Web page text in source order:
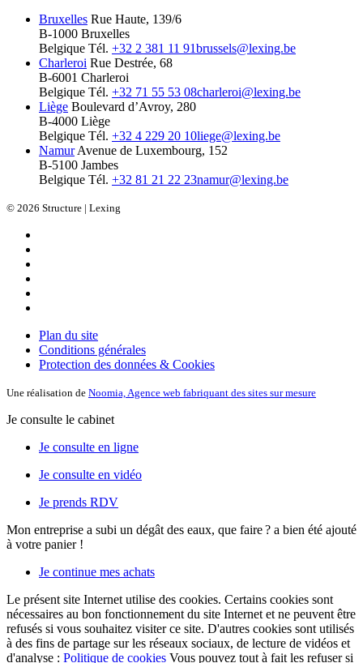
Bruxelles Rue Haute, 139/6
B-1000 Bruxelles
Belgique Tél. +32 2 381 11 91brussels@lexing.be
Charleroi Rue Destrée, 68
B-6001 Charleroi
Belgique Tél. +32 71 55 53 08charleroi@lexing.be
Liège Boulevard d’Avroy, 280
B-4000 Liège
Belgique Tél. +32 4 229 20 10liege@lexing.be
Namur Avenue de Luxembourg, 152
B-5100 Jambes
Belgique Tél. +32 81 21 22 23namur@lexing.be
© 2026 Structure | Lexing
Plan du site
Conditions générales
Protection des données & Cookies
Une réalisation de Noomia, Agence web fabriquant des sites sur mesure
Je consulte le cabinet
Je consulte en ligne
Je consulte en vidéo
Je prends RDV
Mon entreprise a subi un dégât des eaux, que faire ? a bien été ajouté
à votre panier !
Je continue mes achats
Le présent site Internet utilise des cookies. Certains cookies sont
nécessaires au bon fonctionnement du site Internet et ne peuvent être
refusés si vous souhaitez visiter ce site. D'autres cookies sont utilisés
à des fins de partage sur les réseaux sociaux, de lecture de vidéos et
d'analyse : Politique de cookies Vous pouvez tout à fait les refuser si